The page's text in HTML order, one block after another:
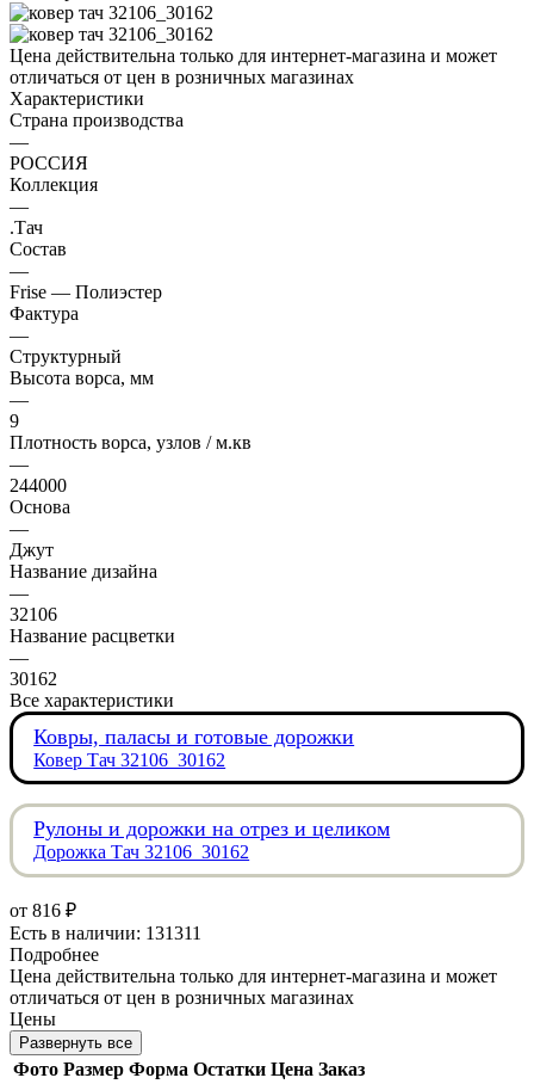
Цена действительна только для интернет-магазина и может
отличаться от цен в розничных магазинах
Характеристики
Страна производства
—
РОССИЯ
Коллекция
—
.Тач
Состав
—
Frise — Полиэстер
Фактура
—
Структурный
Высота ворса, мм
—
9
Плотность ворса, узлов / м.кв
—
244000
Основа
—
Джут
Название дизайна
—
32106
Название расцветки
—
30162
Все характеристики
Ковры, паласы и готовые дорожки
Ковер Тач 32106_30162
Рулоны и дорожки на отрез и целиком
Дорожка Тач 32106_30162
от 816 ₽
Есть в наличии: 131311
Подробнее
Цена действительна только для интернет-магазина и может
отличаться от цен в розничных магазинах
Цены
Развернуть все
Фото Размер Форма Остатки Цена Заказ